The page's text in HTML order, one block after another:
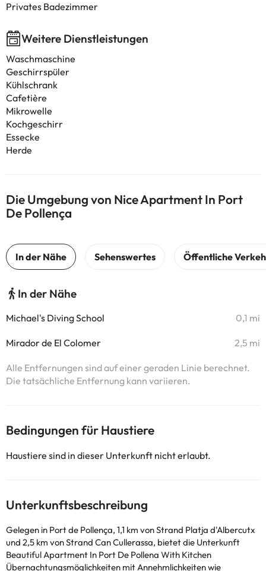
Privates Badezimmer
Weitere Dienstleistungen
Waschmaschine
Geschirrspüler
Kühlschrank
Cafetière
Mikrowelle
Kochgeschirr
Essecke
Herde
Die Umgebung von Nice Apartment In Port
De Pollença
In der Nähe
Michael's Diving School 0,1 mi
Mirador de El Colomer 2,5 mi
Alle Entfernungen sind auf einer geraden Linie berechnet.
Die tatsächliche Entfernung kann variieren.
Bedingungen für Haustiere
Haustiere sind in dieser Unterkunft nicht erlaubt.
Unterkunftsbeschreibung
Gelegen in Port de Pollença, 1,1 km von Strand Platja d'Albercutx
und 2,5 km von Strand Can Cullerassa, bietet die Unterkunft
Beautiful Apartment In Port De Pollena With Kitchen
Übernachtungsmöglichkeiten mit Annehmlichkeiten wie